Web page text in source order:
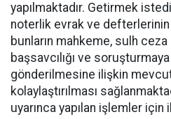
yapılmaktadır. Getirmek
noterlik evrak ve
bunların mahkeme, sulh
başsavcılığı ve
gönderilmesine ilişkin
kolaylaştırılması
uyarınca yapılan işlemler